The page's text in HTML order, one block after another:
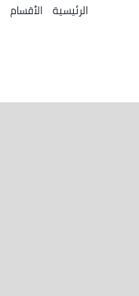
الرئيسية الأقسام